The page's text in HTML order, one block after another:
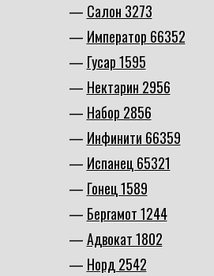
Салон 3273
Император 66352
Гусар 1595
Нектарин 2956
Набор 2856
Инфинити 66359
Испанец 65321
Гонец 1589
Бергамот 1244
Адвокат 1802
Норд 2542